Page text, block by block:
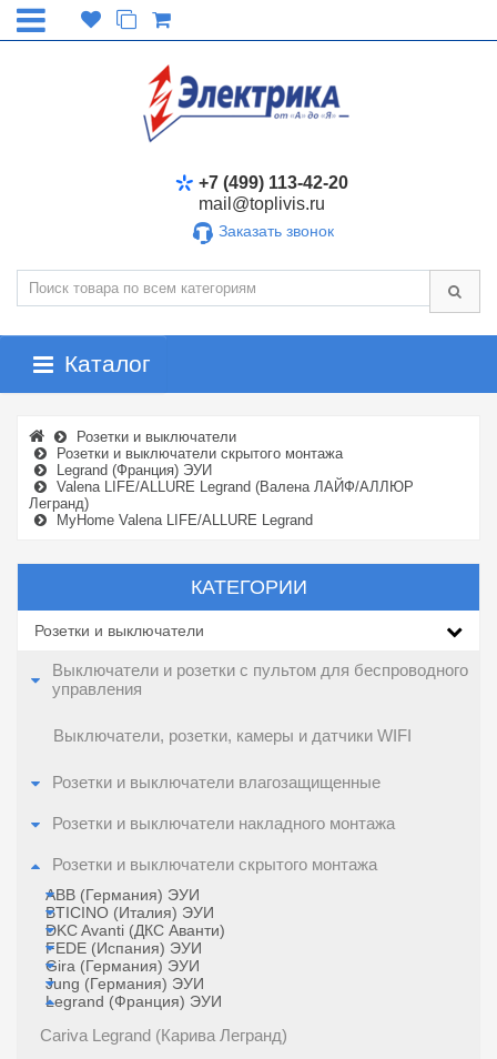
+7 (499) 113-42-20
mail@toplivis.ru
Заказать звонок
Каталог
Розетки и выключатели
Розетки и выключатели скрытого монтажа
Legrand (Франция) ЭУИ
Valena LIFE/ALLURE Legrand (Валена ЛАЙФ/АЛЛЮР
Легранд)
MyHome Valena LIFE/ALLURE Legrand
КАТЕГОРИИ
Розетки и выключатели
Выключатели и розетки с пультом для беспроводного
управления
Выключатели, розетки, камеры и датчики WIFI
Розетки и выключатели влагозащищенные
Розетки и выключатели накладного монтажа
Розетки и выключатели скрытого монтажа
ABB (Германия) ЭУИ
BTICINO (Италия) ЭУИ
DKC Avanti (ДКС Аванти)
FEDE (Испания) ЭУИ
Gira (Германия) ЭУИ
Jung (Германия) ЭУИ
Legrand (Франция) ЭУИ
Cariva Legrand (Карива Легранд)